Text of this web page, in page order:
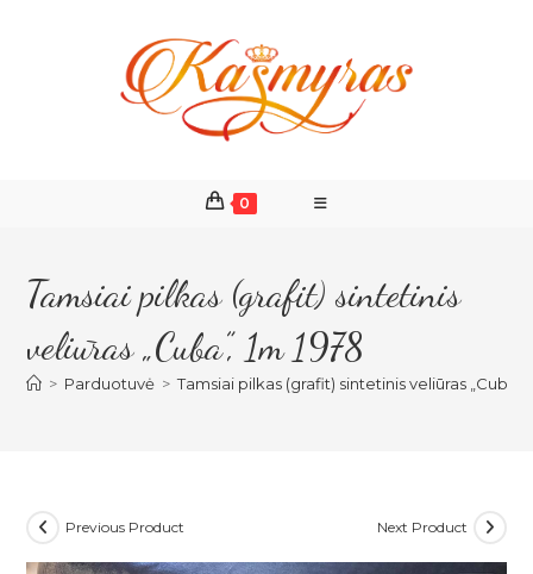
0
Tamsiai pilkas (grafit) sintetinis
veliūras „Cuba”, 1m 1978
> Parduotuvė > Tamsiai pilkas (grafit) sintetinis veliūras „Cuba”,
Previous Product Next Product